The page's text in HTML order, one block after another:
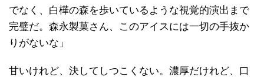
でなく、白樺の森を歩いているような視覚的演出まで
完璧だ。森永製菓さん、このアイスには一切の手抜か
りがないな」
甘いけれど、決してしつこくない。濃厚だけれど、口